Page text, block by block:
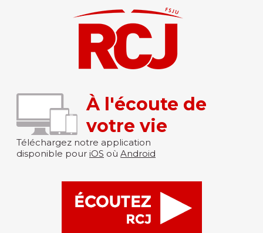
À l'écoute de
votre vie
Téléchargez notre application
disponible pour iOS où Android